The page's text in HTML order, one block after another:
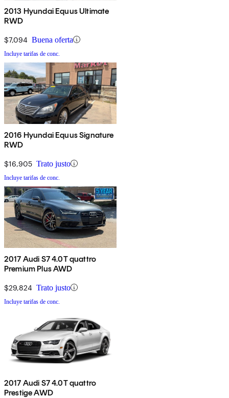
2013 Hyundai Equus Ultimate
RWD
$7,094 Buena oferta
Incluye tarifas de conc.
2016 Hyundai Equus Signature
RWD
$16,905 Trato justo
Incluye tarifas de conc.
2017 Audi S7 4.0T quattro
Premium Plus AWD
$29,824 Trato justo
Incluye tarifas de conc.
2017 Audi S7 4.0T quattro
Prestige AWD